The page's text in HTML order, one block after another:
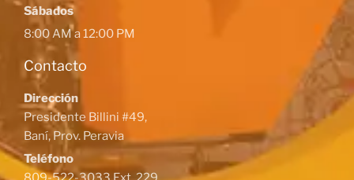
Sábados
8:00 AM a 12:00 PM
Contacto
Dirección
Presidente Billini #49,
Baní, Prov. Peravia
Teléfono